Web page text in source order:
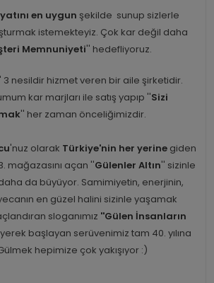
en uygun şekilde sunup sizlerle
istemekteyiz. Çok kar değil daha
Memnuniyeti'' hedefliyoruz.
3 nesildir hizmet veren bir aile şirketidir.
kar marjları ile satış yapıp ''Sizi
'' her zaman önceliğimizdir.
'nuz olarak Türkiye'nin her yerinegiden
mağazasını açan ''Gülenler Altın'' sizinle
da büyüyor. Samimiyetin, enerjinin,
en güzel halini sizinle yaşamak
sloganımız ''Gülen İnsanların
başlayan serüvenimiz tam 40. yılına
hepimize çok yakışıyor :)